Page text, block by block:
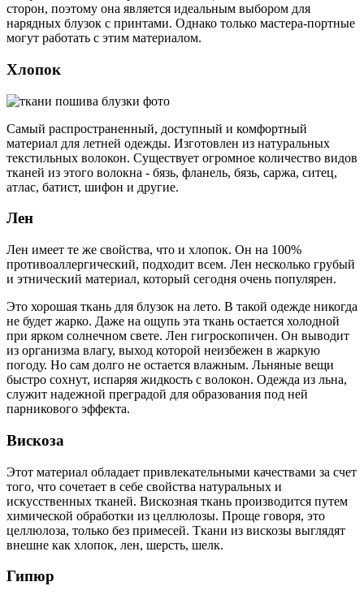
сторон, поэтому она является идеальным выбором для
нарядных блузок с принтами. Однако только мастера-портные
могут работать с этим материалом.
Хлопок
Самый распространенный, доступный и комфортный
материал для летней одежды. Изготовлен из натуральных
текстильных волокон. Существует огромное количество видов
тканей из этого волокна - бязь, фланель, бязь, саржа, ситец,
атлас, батист, шифон и другие.
Лен
Лен имеет те же свойства, что и хлопок. Он на 100%
противоаллергический, подходит всем. Лен несколько грубый
и этнический материал, который сегодня очень популярен.
Это хорошая ткань для блузок на лето. В такой одежде никогда
не будет жарко. Даже на ощупь эта ткань остается холодной
при ярком солнечном свете. Лен гигроскопичен. Он выводит
из организма влагу, выход которой неизбежен в жаркую
погоду. Но сам долго не остается влажным. Льняные вещи
быстро сохнут, испаряя жидкость с волокон. Одежда из льна,
служит надежной преградой для образования под ней
парникового эффекта.
Вискоза
Этот материал обладает привлекательными качествами за счет
того, что сочетает в себе свойства натуральных и
искусственных тканей. Вискозная ткань производится путем
химической обработки из целлюлозы. Проще говоря, это
целлюлоза, только без примесей. Ткани из вискозы выглядят
внешне как хлопок, лен, шерсть, шелк.
Гипюр